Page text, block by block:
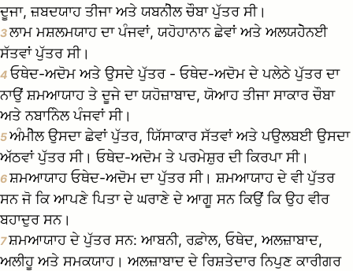
ਦੂਜਾ, ਜ਼ਬਦਯਾਹ ਤੀਜਾ ਅਤੇ ਯਬਨੀੇਲ ਚੌਬਾ ਪੁੱਤਰ ਸੀ।
3ਲਾਮ ਮਸ਼ਲਮਯਾਹ ਦਾ ਪੰਜਵਾਂ, ਯਹੋਹਾਨਾਨ ਛੇਵਾਂ ਅਤੇ ਅਲਯਹੋੇਨਈ
ਸੱਤਵਾਂ ਪੁੱਤਰ ਸੀ।
4 ਓਥੇਦ-ਅਦੋਮ ਅਤੇ ਉਸਦੇ ਪੁੱਤਰ - ਓਥੇਦ-ਅਦੋਮ ਦੇ ਪਲੇਠੇ ਪੁੱਤਰ ਦਾ
ਨਾਉਂ ਸ਼ਮਆਯਾਹ ਤੇ ਦੂਜੇ ਦਾ ਯਹੋਜ਼ਾਬਾਦ, ਯੋਆਹ ਤੀਜਾ ਸਾਕਾਰ ਚੌਬਾ
ਅਤੇ ਨਬਾਨਿੇਲ ਪੰਜਵਾਂ ਸੀ।
5ਅੰਮੀੇਲ ਉਸਦਾ ਛੇਵਾਂ ਪੁੱਤਰ, ਯਿੱਸਾਕਾਰ ਸੱਤਵਾਂ ਅਤੇ ਪਉਲਬਈ ਉਸਦਾ
ਅੱਠਵਾਂ ਪੁੱਤਰ ਸੀ। ਓਥੇਦ-ਅਦੋਮ ਤੇ ਪਰਮੇਸ਼ੁਰ ਦੀ ਕਿਰਪਾ ਸੀ।
6ਸ਼ਮਆਯਾਹ ਓਥੇਦ-ਅਦੋਮ ਦਾ ਪੁੱਤਰ ਸੀ। ਸ਼ਮਆਯਾਹ ਦੇ ਵੀ ਪੁੱਤਰ
ਸਨ ਜੋ ਕਿ ਆਪਣੇ ਪਿਤਾ ਦੇ ਘਰਾਣੇ ਦੇ ਆਗੂ ਸਨ ਕਿਉਂ ਕਿ ਉਹ ਵੀਰ
ਬਹਾਦੁਰ ਸਨ।
7ਸ਼ਮਆਯਾਹ ਦੇ ਪੁੱਤਰ ਸਨ: ਆਬਨੀ, ਰਫ਼ਾੇਲ, ਓਥੇਦ, ਅਲਜ਼ਾਬਾਦ,
ਅਲੀਹੂ ਅਤੇ ਸਮਕਯਾਹ। ਅਲਜ਼ਾਬਾਦ ਦੇ ਰਿਸ਼ਤੇਦਾਰ ਨਿਪੁਣ ਕਾਰੀਗਰ